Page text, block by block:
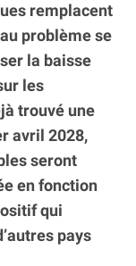
remplacent
problème se
la baisse
les
trouvé une
avril 2028,
seront
en fonction
qui
pays